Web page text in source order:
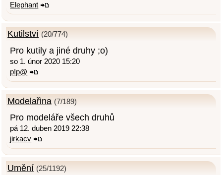
Elephant
Kutilství (20/774)
Pro kutily a jiné druhy ;o)
so 1. únor 2020 15:20
p!p@
Modelařina (7/189)
Pro modeláře všech druhů
pá 12. duben 2019 22:38
jirkacv
Umění (25/1192)